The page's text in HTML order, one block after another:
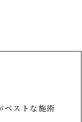
ベストな施術